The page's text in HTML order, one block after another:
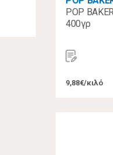
POP
400γρ
9,88€/κιλό